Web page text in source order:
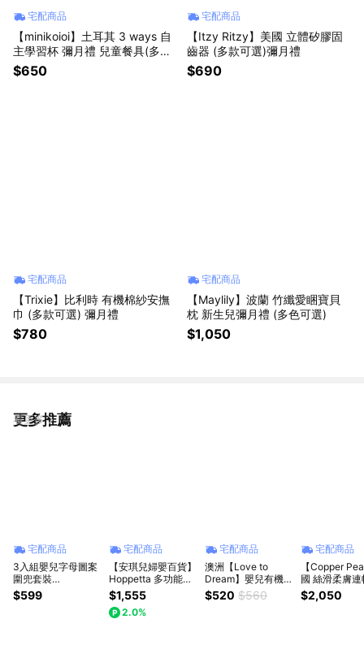
宅配商品
【minikoioi】土耳其 3 ways 自
主學習杯 彌月禮 兒童餐具(多色
可選)
$650
宅配商品
【Itzy Ritzy】美國 立體矽膠固
齒器 (多款可選)彌月禮
$690
宅配商品
【Trixie】比利時 有機棉紗安撫
巾 (多款可選) 彌月禮
$780
宅配商品
【Maylily】波蘭 竹纖愛睏寶貝
枕 新生兒彌月禮 (多色可選)
$1,050
更多推薦
看更多
宅配商品
3入組嬰兒字母圖案
圍兜套裝
Babyshower 新生兒
禮 滿月禮｜媽媽寶
$599
宅配商品
【安琪兒婦嬰百貨】
Hoppetta 多功能紗
布包巾-彩色蘑菇
$1,555
2.0%
宅配商品
澳洲【Love to
Dream】嬰兒有機棉
小方巾(紗布巾)-3入
組
$520 $560
宅配商品
【Copper
國 絲滑柔膚連
巾-迪士尼系
克斯系列 (多
$2,050